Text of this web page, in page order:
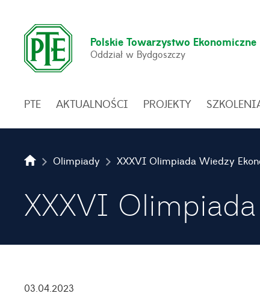
Polskie Towarzystwo Ekonomiczne
Oddział w Bydgoszczy
PTE AKTUALNOŚCI PROJEKTY
Olimpiady
XXXVI
03.04.2023